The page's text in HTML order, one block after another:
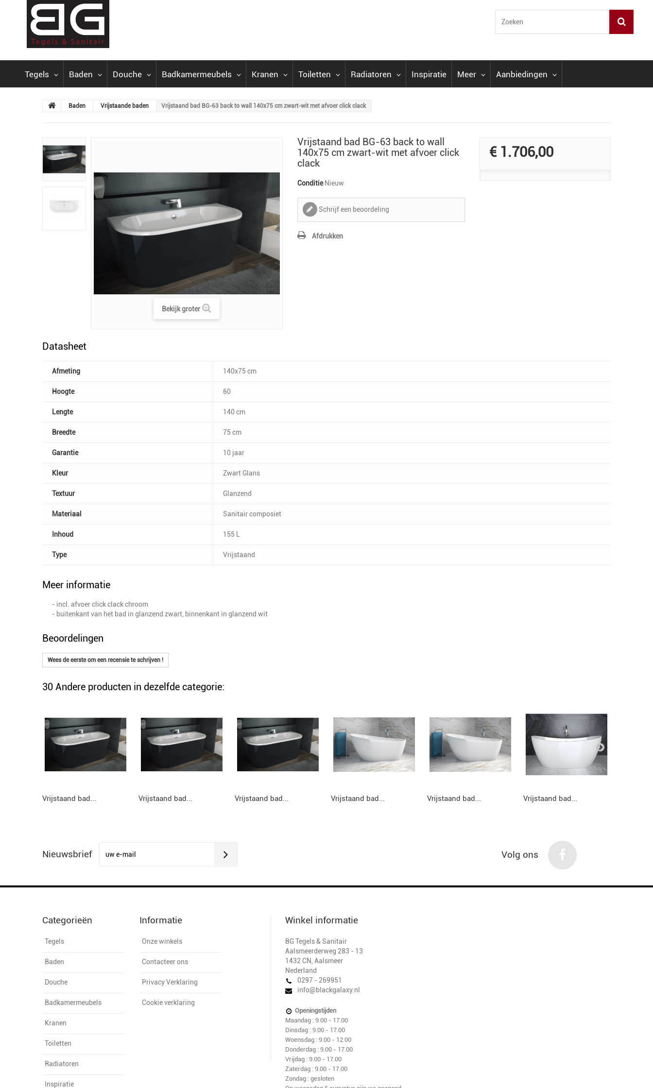
Tegels Baden Douche Badkamermeubels Kranen Toiletten Radiatoren Inspiratie Meer Aanbiedingen
Baden Vrijstaande baden Vrijstaand bad BG-63 back to wall 140x75 cm zwart-wit met afvoer click clack
Bekijk groter
Vrijstaand bad BG-63 back to wall
140x75 cm zwart-wit met afvoer click
clack
Conditie Nieuw
Schrijf een beoordeling
Afdrukken
€ 1.706,00
Datasheet
Afmeting 140x75 cm
Hoogte 60
Lengte 140 cm
Breedte 75 cm
Garantie 10 jaar
Kleur Zwart Glans
Textuur Glanzend
Materiaal Sanitair composiet
Inhoud 155 L
Type Vrijstaand
Meer informatie
- incl. afvoer click clack chroom
- buitenkant van het bad in glanzend zwart, binnenkant in glanzend wit
Beoordelingen
Wees de eerste om een recensie te schrijven !
30 Andere producten in dezelfde categorie:
Vrijstaand bad... Vrijstaand bad... Vrijstaand bad... Vrijstaand bad... Vrijstaand bad... Vrijstaand bad...
Nieuwsbrief Volg ons
Categorieën
Tegels
Baden
Douche
Badkamermeubels
Kranen
Toiletten
Radiatoren
Inspiratie
Informatie
Onze winkels
Contacteer ons
Privacy Verklaring
Cookie verklaring
Winkel informatie
BG Tegels & Sanitair
Aalsmeerderweg 283 - 13
1432 CN Aalsmeer
Nederland
0297 - 269951
info@blackgalaxy.nl
Openingstijden
Maandag : 9.00 - 17.00
Dinsdag : 9.00 - 17.00
Woensdag : 9.00 - 12.00
Donderdag : 9.00 - 17.00
Vrijdag : 9.00 - 17.00
Zaterdag : 9.00 - 17.00
Zondag : gesloten